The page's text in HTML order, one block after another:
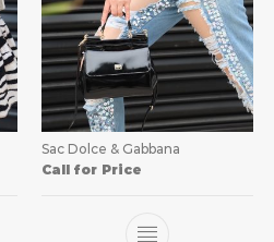
Sac Dolce & Gabbana
Call for Price